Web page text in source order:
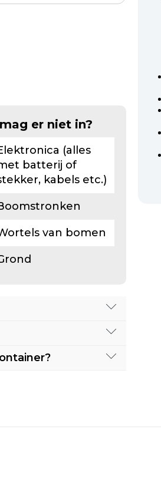
er niet in?
(alles
batterij of
kabels etc.)
van bomen
nog een
gerustcontainers